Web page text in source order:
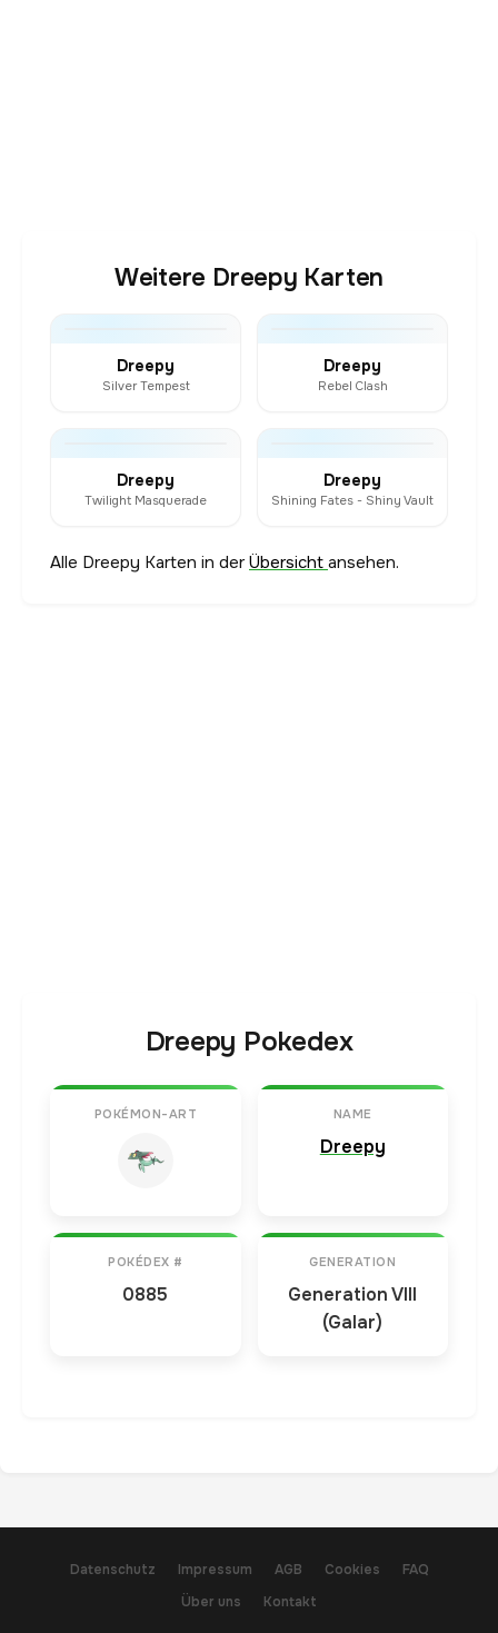
Weitere Dreepy Karten
Dreepy
Silver Tempest
Dreepy
Rebel Clash
Dreepy
Twilight Masquerade
Dreepy
Shining Fates - Shiny Vault
Alle Dreepy Karten in derÜbersicht ansehen.
Dreepy Pokedex
POKÉMON-ART NAME
Dreepy
POKÉDEX #
0885
GENERATION
Generation VIII
(Galar)
Datenschutz Impressum AGB Cookies
FAQ
Über uns
Kontakt